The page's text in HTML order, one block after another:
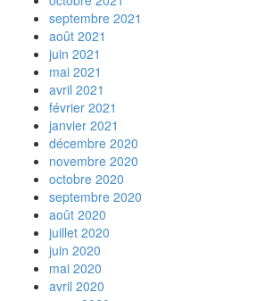
septembre 2021
août 2021
juin 2021
mai 2021
avril 2021
février 2021
janvier 2021
décembre 2020
novembre 2020
octobre 2020
septembre 2020
août 2020
juillet 2020
juin 2020
mai 2020
avril 2020